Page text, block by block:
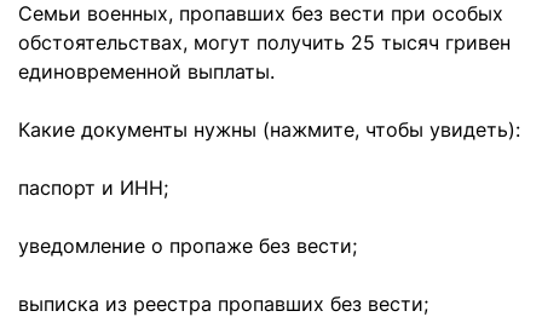
Семьи военных, пропавших без вести при особых
обстоятельствах, могут получить 25 тысяч гривен
единовременной выплаты.
Какие документы нужны (нажмите, чтобы увидеть):
паспорт и ИНН;
уведомление о пропаже без вести;
выписка из реестра пропавших без вести;